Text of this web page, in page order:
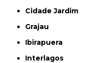
Cidade Jardim
Grajau
Ibirapuera
Interlagos